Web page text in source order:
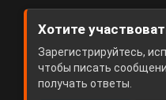
Хотите
Зарегистрируйтесь,
чтобы писать
получать ответы.